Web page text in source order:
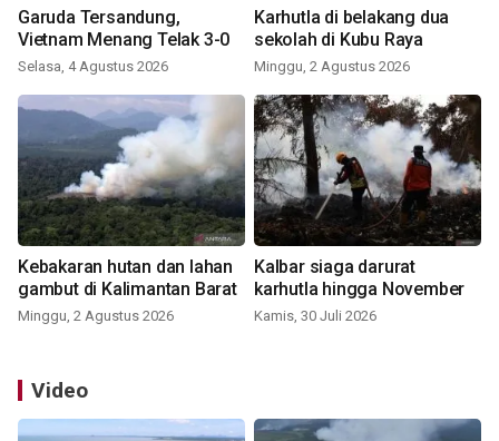
Garuda Tersandung,
Vietnam Menang Telak 3-0
Selasa, 4 Agustus 2026
Karhutla di belakang dua
sekolah di Kubu Raya
Minggu, 2 Agustus 2026
Kebakaran hutan dan lahan
gambut di Kalimantan Barat
Minggu, 2 Agustus 2026
Kalbar siaga darurat
karhutla hingga November
Kamis, 30 Juli 2026
Video